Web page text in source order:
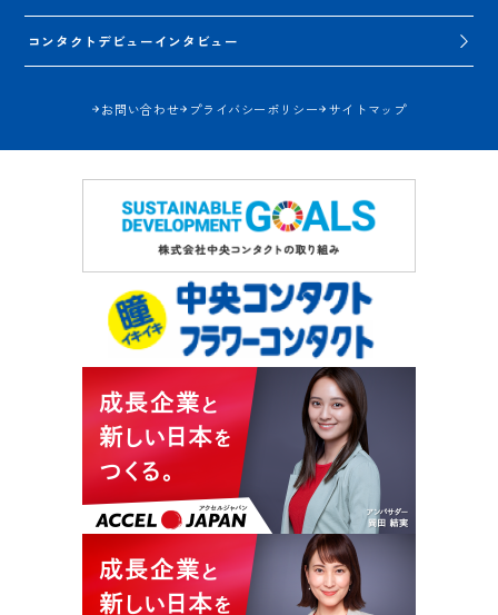
コンタクトデビューインタビュー
お問い合わせ プライバシーポリシー サイトマップ